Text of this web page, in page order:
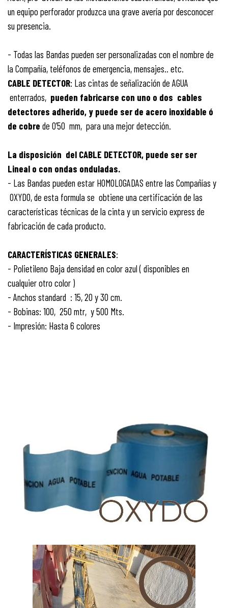
un equipo perforador produzca una grave avería por desconocer
su presencia.
- Todas las Bandas pueden ser personalizadas con el nombre de
la Compañía, teléfonos de emergencia, mensajes.. etc.
CABLE DETECTOR: Las cintas de señalización de AGUA
enterrados, pueden fabricarse con uno o dos cables
detectores adherido, y puede ser de acero inoxidable ó
de cobre de 0’50 mm, para una mejor detección.
La disposición del CABLE DETECTOR, puede ser ser
Lineal o con ondas onduladas.
- Las Bandas pueden estar HOMOLOGADAS entre las Compañías y
OXYDO, de esta formula se obtiene una certificación de las
características técnicas de la cinta y un servicio express de
fabricación de cada producto.
CARACTERÍSTICAS GENERALES:
- Polietileno Baja densidad en color azul ( disponibles en
cualquier otro color )
- Anchos standard : 15, 20 y 30 cm.
- Bobinas: 100, 250 mtr, y 500 Mts.
- Impresión: Hasta 6 colores